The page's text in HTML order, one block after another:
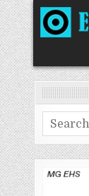
Skip
to
content
Search
for: